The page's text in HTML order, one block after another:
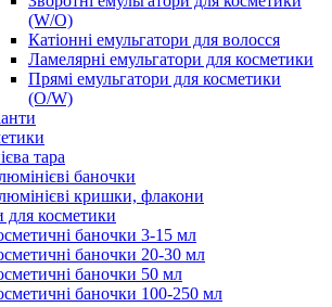
(W/O)
Катіонні емульгатори для волосся
Ламелярні емульгатори для косметики
Прямі емульгатори для косметики
(O/W)
тара
баночки
кришки, флакони
для косметики
баночки 3-15 мл
баночки 20-30 мл
баночки 50 мл
баночки 100-250 мл